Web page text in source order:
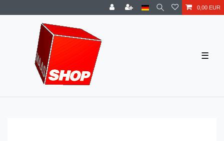
0,00 EUR
☰